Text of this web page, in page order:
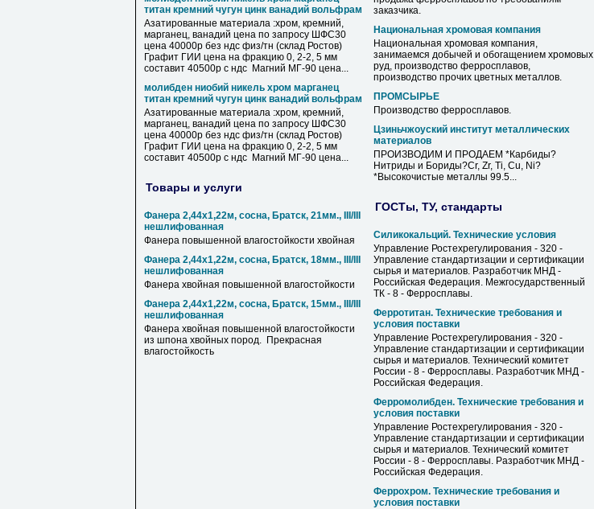
титан кремний чугун цинк ванадий вольфрам
Азатированные материала :хром, кремний,
марганец, ванадий цена по запросу ШФС30
цена 40000р без ндс физ/тн (склад Ростов)
Графит ГИИ цена на фракцию 0, 2-2, 5 мм
составит 40500р с ндс Магний МГ-90 цена...
молибден ниобий никель хром марганец
титан кремний чугун цинк ванадий вольфрам
Азатированные материала :хром, кремний,
марганец, ванадий цена по запросу ШФС30
цена 40000р без ндс физ/тн (склад Ростов)
Графит ГИИ цена на фракцию 0, 2-2, 5 мм
составит 40500р с ндс Магний МГ-90 цена...
Товары и услуги
Фанера 2,44x1,22м, сосна, Братск, 21мм., III/III
нешлифованная
Фанера повышенной влагостойкости хвойная
Фанера 2,44x1,22м, сосна, Братск, 18мм., III/III
нешлифованная
Фанера хвойная повышенной влагостойкости
Фанера 2,44x1,22м, сосна, Братск, 15мм., III/III
нешлифованная
Фанера хвойная повышенной влагостойкости
из шпона хвойных пород. Прекрасная
влагостойкость
заказчика.
Национальная хромовая компания
Национальная хромовая компания,
занимаемся добычей и обогащением хромовых
руд, производство ферросплавов,
производство прочих цветных металлов.
ПРОМСЫРЬЕ
Производство ферросплавов.
Цзиньчжоуский институт металлических
материалов
ПРОИЗВОДИМ И ПРОДАЕМ *Карбиды?
Нитриды и Бориды?Cr, Zr, Ti, Cu, Ni?
*Высокочистые металлы 99.5...
ГОСТы, ТУ, стандарты
Силикокальций. Технические условия
Управление Ростехрегулирования - 320 -
Управление стандартизации и сертификации
сырья и материалов. Разработчик МНД -
Российская Федерация. Межгосударственный
ТК - 8 - Ферросплавы.
Ферротитан. Технические требования и
условия поставки
Управление Ростехрегулирования - 320 -
Управление стандартизации и сертификации
сырья и материалов. Технический комитет
России - 8 - Ферросплавы. Разработчик МНД -
Российская Федерация.
Ферромолибден. Технические требования и
условия поставки
Управление Ростехрегулирования - 320 -
Управление стандартизации и сертификации
сырья и материалов. Технический комитет
России - 8 - Ферросплавы. Разработчик МНД -
Российская Федерация.
Феррохром. Технические требования и
условия поставки